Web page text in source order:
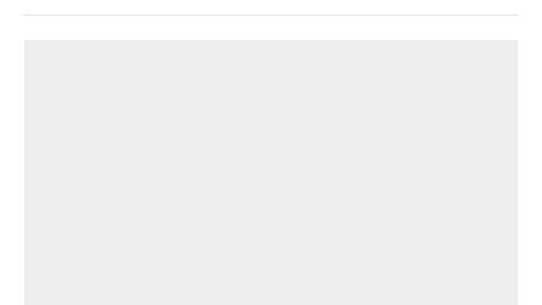
chuẩn sống phía sau cánh cổng ấy: sự riêng tư, an